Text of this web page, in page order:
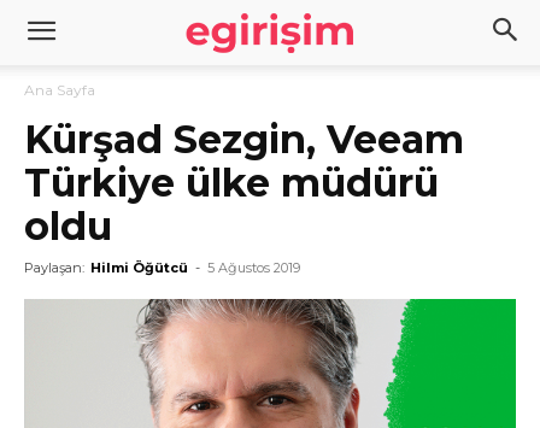
Ana Sayfa
Kürşad Sezgin, Veeam
Türkiye ülke müdürü
oldu
Paylaşan: Hilmi Öğütcü - 5 Ağustos 2019